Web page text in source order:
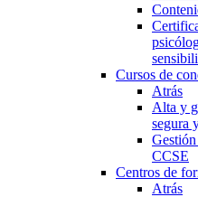
Cursos de
Atrás
Alta y
segura
CCSE
Centros de
Atrás